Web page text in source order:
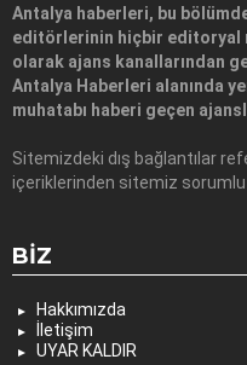
Antalya haberleri, bu
editörlerinin hiçbir editoryal
olarak ajans kanallarından
Antalya Haberleri alanında
muhatabı haberi geçen
Sitemizdeki dış bağlantılar
içeriklerinden sitemiz sorumlu
BIZ
Hakkımızda
İletişim
UYAR KALDIR